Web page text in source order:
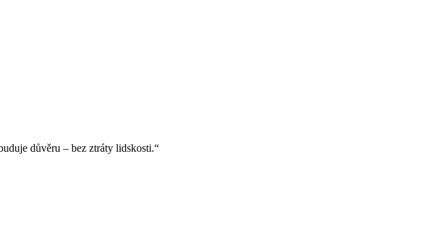
důvěru – bez ztráty lidskosti.“